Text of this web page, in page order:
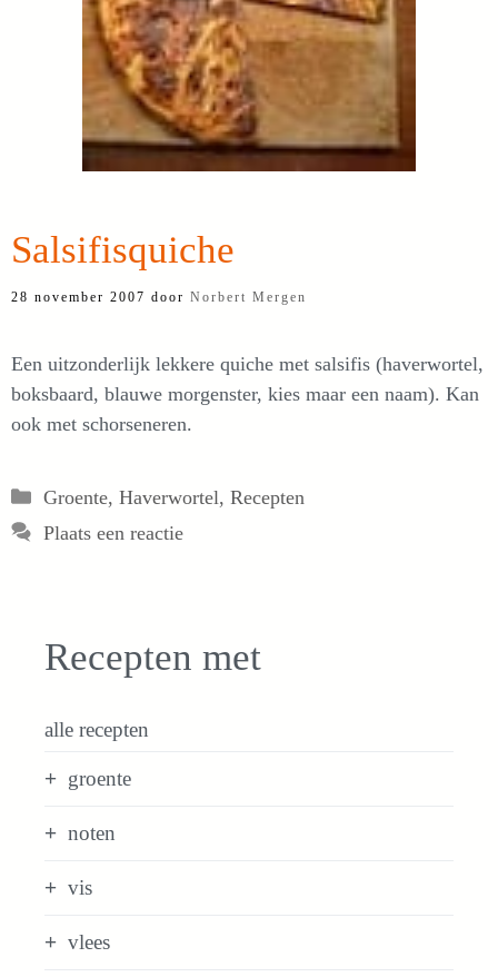
Salsifisquiche
28 november 2007 door Norbert Mergen
Een uitzonderlijk lekkere quiche met salsifis (haverwortel,
boksbaard, blauwe morgenster, kies maar een naam). Kan
ook met schorseneren.
Categorieën
Groente, Haverwortel, Recepten
Plaats een reactie
Recepten met
alle recepten
groente
noten
vis
vlees